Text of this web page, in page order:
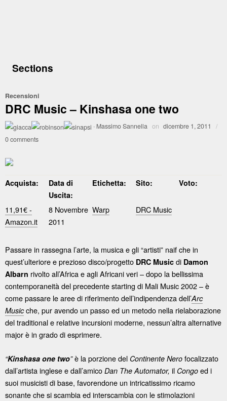
Sections
Recensioni
DRC Music – Kinshasa one two
· Massimo Sannella on dicembre 1, 2011
/
0 comments
Acquista:
Data di
Uscita:
Etichetta: Sito: Voto:
11,91€ -
Amazon.it
8 Novembre
2011
Warp DRC Music
Passare in rassegna l’arte, la musica e gli “artisti” naif che in
quest’ulteriore e prezioso disco/progetto DRC Music di Damon
Albarn rivolto all’Africa e agli Africani veri – dopo la bellissima
contemporaneità del precedente starting di Mali Music 2002 – è
come passare le aree di riferimento dell’indipendenza dell’Arc
Musicche, pur avendo un passo ed un metodo nella rielaborazione
del traditional e relative incursioni moderne, nessun’altra alternative
major è in grado di esprimere.
“Kinshasa one two”è la porzione del Continente Nero focalizzato
dall’artista inglese e dall’amico Dan The Automator, il Congo ed i
suoi musicisti di base, favorendone un intricatissimo ricamo
sonante che si scambia ed interscambia con le stimolazioni